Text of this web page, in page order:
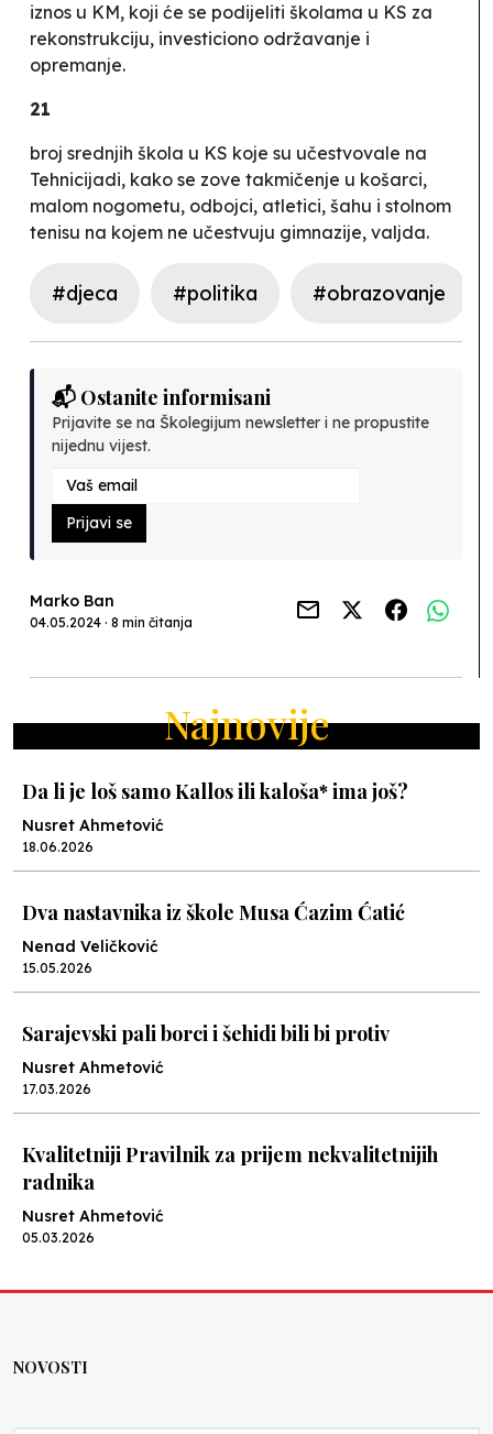
iznos u KM, koji će se podijeliti školama u KS za
rekonstrukciju, investiciono održavanje i
opremanje.
21
broj srednjih škola u KS koje su učestvovale na
Tehnicijadi, kako se zove takmičenje u košarci,
malom nogometu, odbojci, atletici, šahu i stolnom
tenisu na kojem ne učestvuju gimnazije, valjda.
#djeca #politika #obrazovanje
📬 Ostanite informisani
Prijavite se na Školegijum newsletter i ne propustite
nijednu vijest.
Prijavi se
Marko Ban
04.05.2024 · 8 min čitanja
Najnovije
Da li je loš samo Kallos ili kaloša* ima još?
Nusret Ahmetović
18.06.2026
Dva nastavnika iz škole Musa Ćazim Ćatić
Nenad Veličković
15.05.2026
Sarajevski pali borci i šehidi bili bi protiv
Nusret Ahmetović
17.03.2026
Kvalitetniji Pravilnik za prijem nekvalitetnijih
radnika
Nusret Ahmetović
05.03.2026
05.03.2026
Jazavci
NOVOSTI